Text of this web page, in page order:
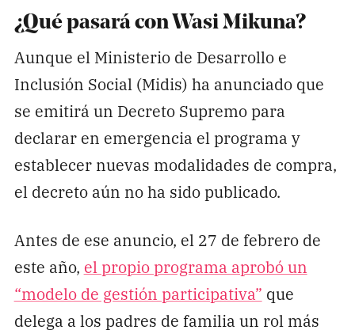
¿Qué pasará con Wasi Mikuna?
Aunque el Ministerio de Desarrollo e
Inclusión Social (Midis) ha anunciado que
se emitirá un Decreto Supremo para
declarar en emergencia el programa y
establecer nuevas modalidades de compra,
el decreto aún no ha sido publicado.
Antes de ese anuncio, el 27 de febrero de
este año, el propio programa aprobó un
“modelo de gestión participativa” que
delega a los padres de familia un rol más